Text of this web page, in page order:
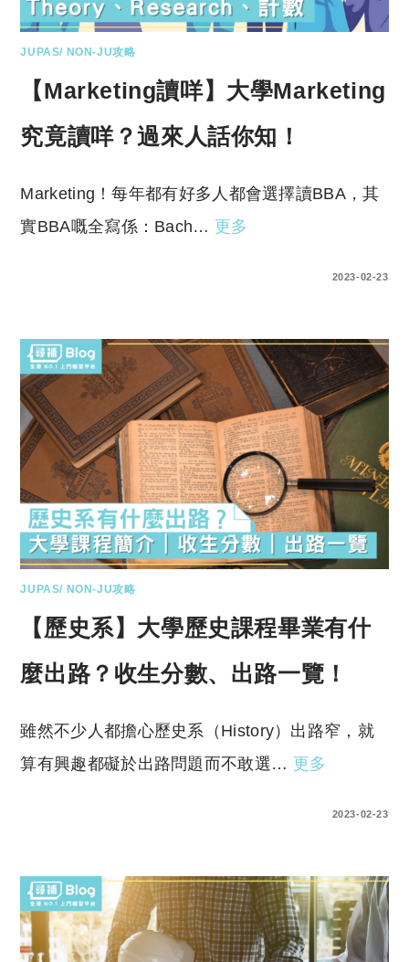
JUPAS/ NON-JU攻略
【Marketing讀咩】大學Marketing
究竟讀咩？過來人話你知！
Marketing！每年都有好多人都會選擇讀BBA，其
實BBA嘅全寫係：Bach… 更多
2023-02-23
JUPAS/ NON-JU攻略
【歷史系】大學歷史課程畢業有什
麼出路？收生分數、出路一覽！
雖然不少人都擔心歷史系（History）出路窄，就
算有興趣都礙於出路問題而不敢選… 更多
2023-02-23